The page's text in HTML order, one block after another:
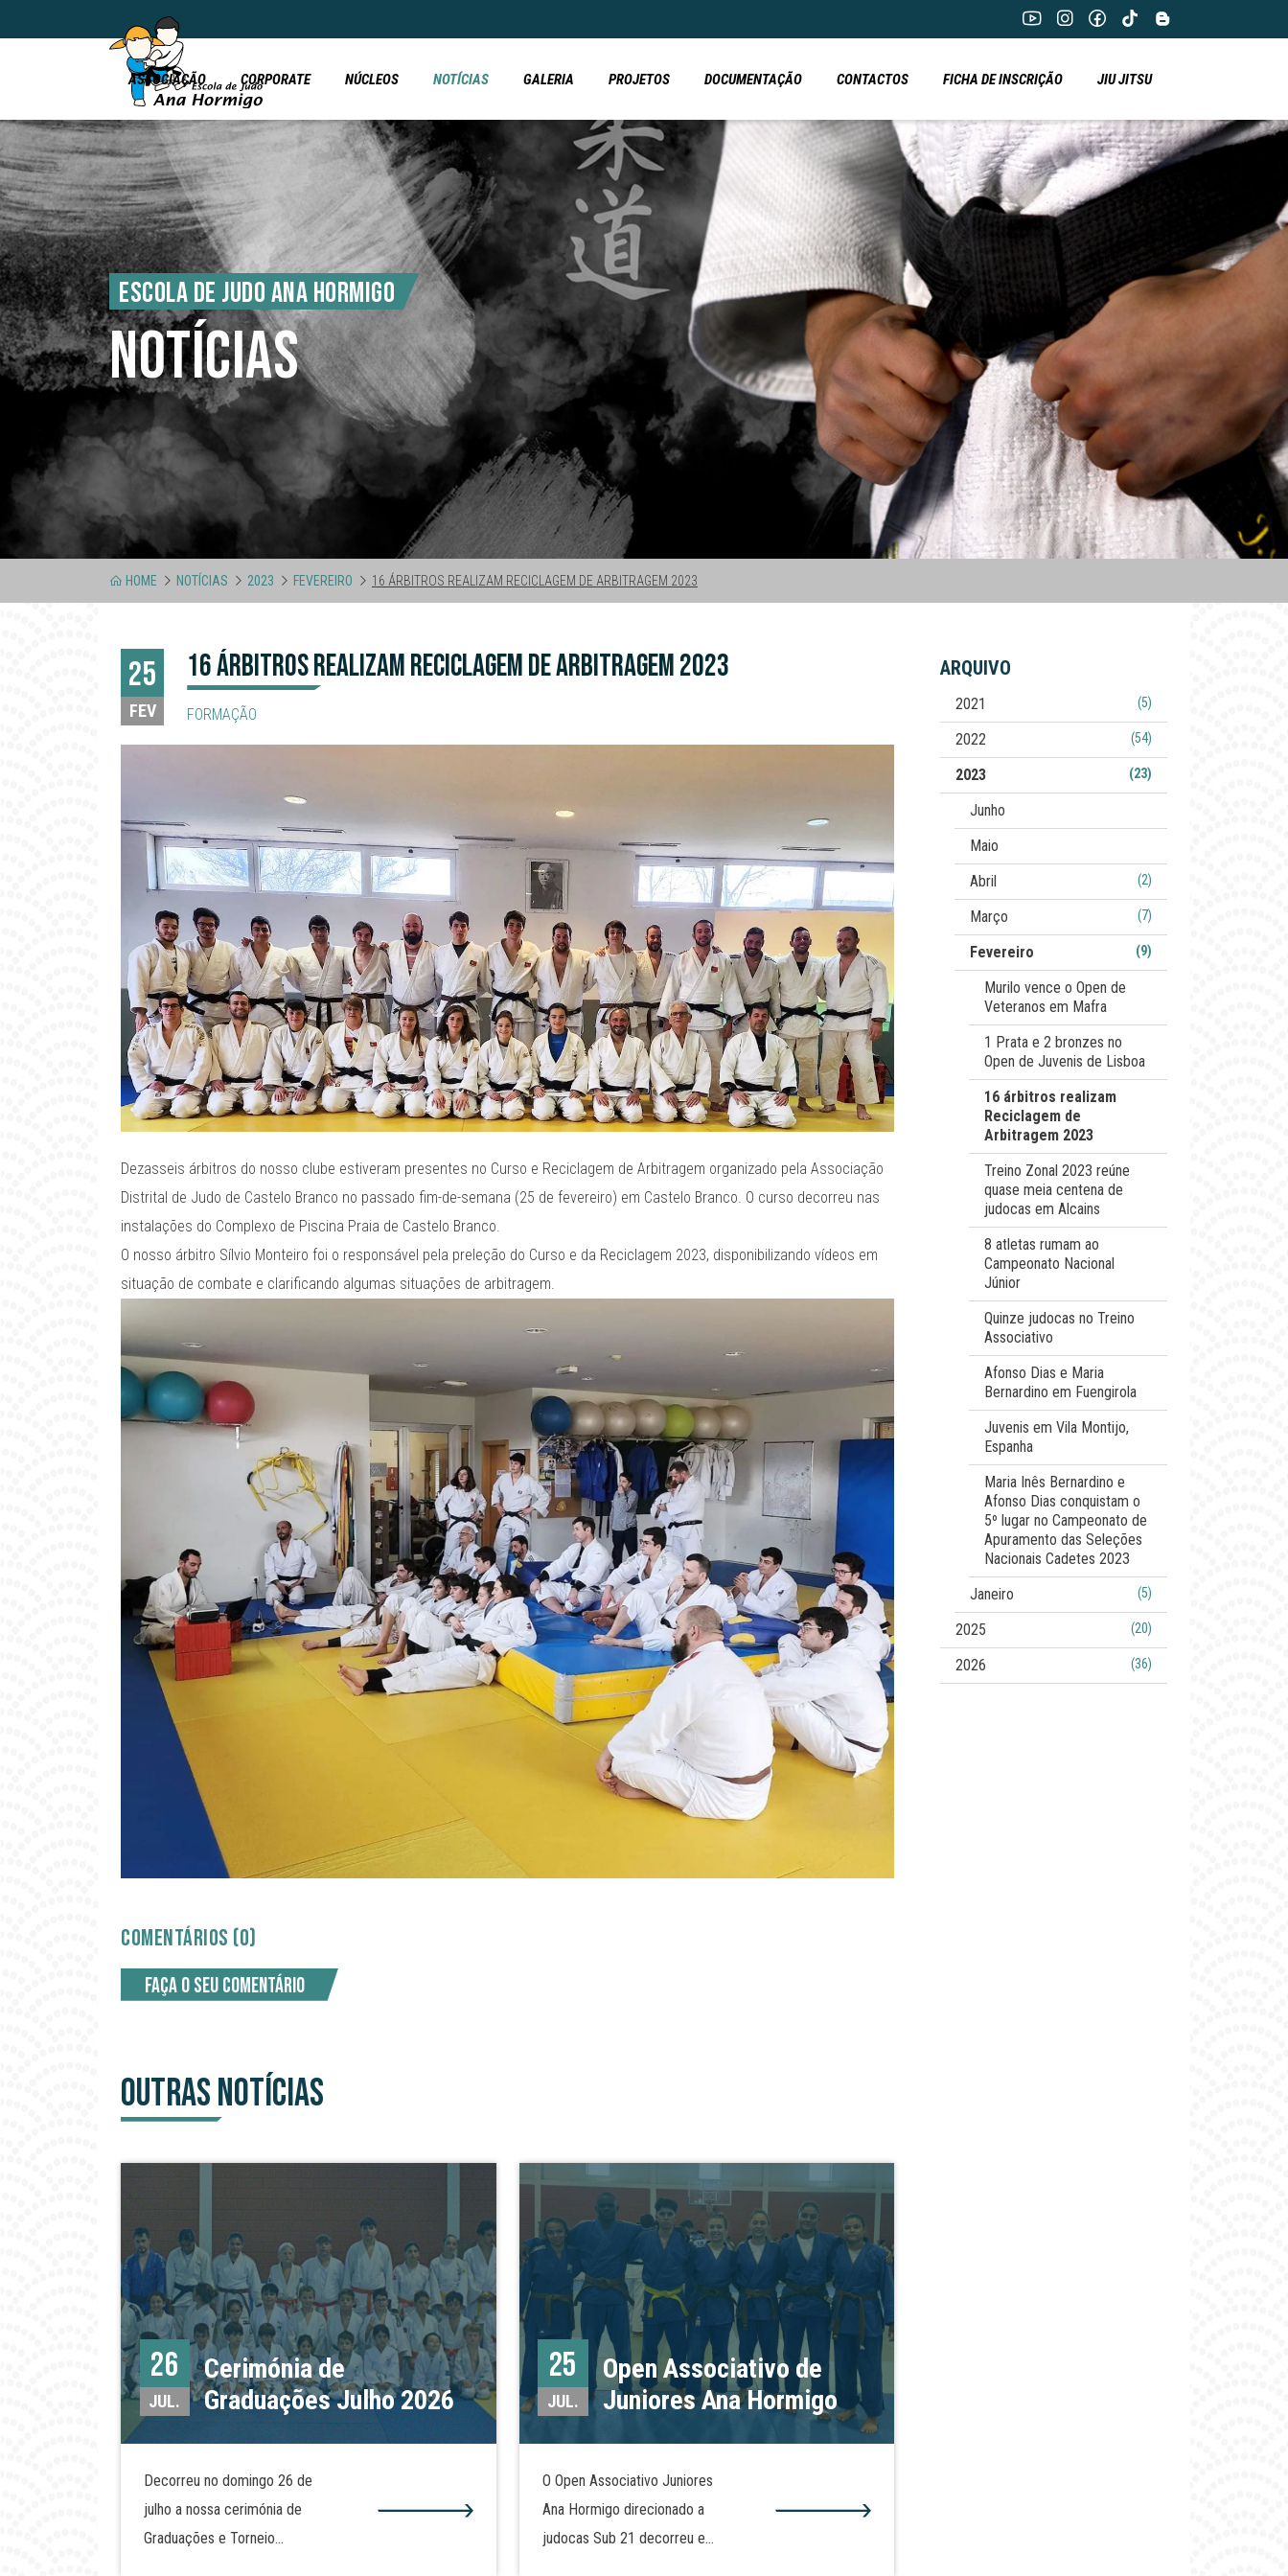
ASSOCIAÇÃO CORPORATE NÚCLEOS NOTÍCIAS GALERIA PROJETOS DOCUMENTAÇÃO CONTACTOS FICHA DE INSCRIÇÃO JIU JITSU
ESCOLA DE JUDO ANA HORMIGO
NOTÍCIAS
HOME NOTÍCIAS 2023 FEVEREIRO 16 ÁRBITROS REALIZAM RECICLAGEM DE ARBITRAGEM 2023
25
FEV
16 ÁRBITROS REALIZAM RECICLAGEM DE ARBITRAGEM 2023
FORMAÇÃO
Dezasseis árbitros do nosso clube estiveram presentes no Curso e Reciclagem de Arbitragem organizado pela Associação
Distrital de Judo de Castelo Branco no passado fim-de-semana (25 de fevereiro) em Castelo Branco. O curso decorreu nas
instalações do Complexo de Piscina Praia de Castelo Branco.
O nosso árbitro Sílvio Monteiro foi o responsável pela preleção do Curso e da Reciclagem 2023, disponibilizando vídeos em
situação de combate e clarificando algumas situações de arbitragem.
COMENTÁRIOS (0)
Faça o seu comentário
OUTRAS NOTÍCIAS
26
JUL.
Cerimónia de
Graduações Julho 2026
Decorreu no domingo 26 de
julho a nossa cerimónia de
Graduações e Torneio
25
JUL.
Open Associativo de
Juniores Ana Hormigo
O Open Associativo Juniores
Ana Hormigo direcionado a
judocas Sub 21 decorreu em
ARQUIVO
2021 (5)
2022 (54)
2023 (23)
Junho
Maio
Abril
(2)
Março (7)
Fevereiro (9)
Murilo vence o Open de
Veteranos em Mafra
1 Prata e 2 bronzes no
Open de Juvenis de Lisboa
16 árbitros realizam
Reciclagem de
Arbitragem 2023
Treino Zonal 2023 reúne
quase meia centena de
judocas em Alcains
8 atletas rumam ao
Campeonato Nacional
Júnior
Quinze judocas no Treino
Associativo
Afonso Dias e Maria
Bernardino em Fuengirola
Juvenis em Vila Montijo,
Espanha
Maria Inês Bernardino e
Afonso Dias conquistam o
5º lugar no Campeonato de
Apuramento das Seleções
Nacionais Cadetes 2023
Janeiro
(5)
2025 (20)
2026 (36)